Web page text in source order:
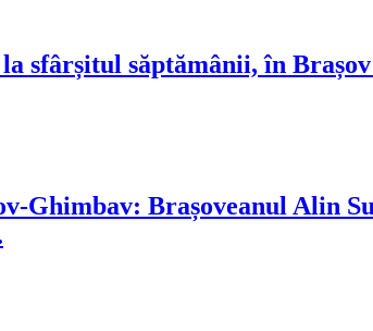
sfârșitul săptămânii, în
Ghimbav: Brașoveanul Alin